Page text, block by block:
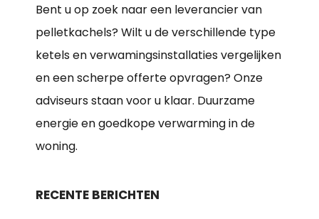
Bent u op zoek naar een leverancier van
pelletkachels? Wilt u de verschillende type
ketels en verwamingsinstallaties vergelijken
en een scherpe offerte opvragen? Onze
adviseurs staan voor u klaar. Duurzame
energie en goedkope verwarming in de
woning.
RECENTE BERICHTEN